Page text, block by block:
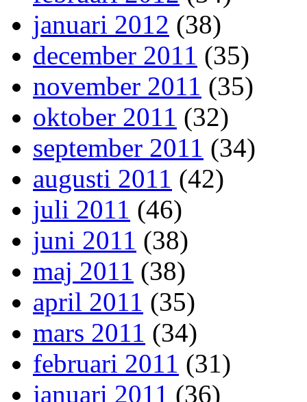
januari 2012 (38)
december 2011 (35)
november 2011 (35)
oktober 2011 (32)
september 2011 (34)
augusti 2011 (42)
juli 2011 (46)
juni 2011 (38)
maj 2011 (38)
april 2011 (35)
mars 2011 (34)
februari 2011 (31)
januari 2011 (36)